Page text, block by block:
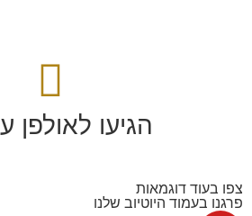
הגיעו לאולפן
צפו בעוד דוגמאות
פרגנו בעמוד היוטיוב שלנו